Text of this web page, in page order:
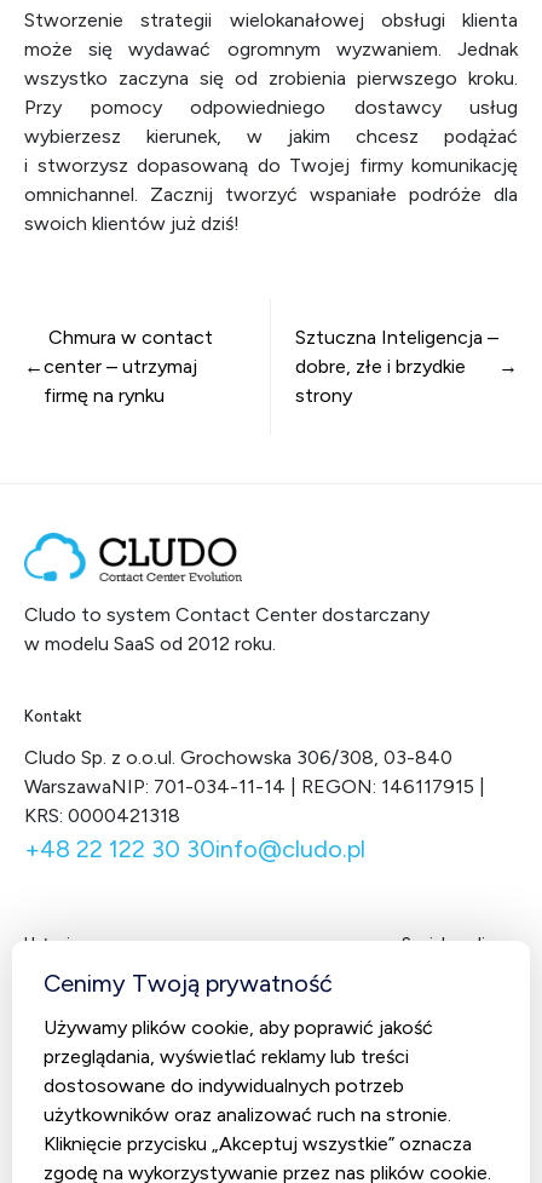
Stworzenie strategii wielokanałowej obsługi klienta
może się wydawać ogromnym wyzwaniem. Jednak
wszystko zaczyna się od zrobienia pierwszego kroku.
Przy pomocy odpowiedniego dostawcy usług
wybierzesz kierunek, w jakim chcesz podążać
i stworzysz dopasowaną do Twojej firmy komunikację
omnichannel. Zacznij tworzyć wspaniałe podróże dla
swoich klientów już dziś!
Nawigacja wpisu
Chmura w contact
center – utrzymaj
firmę na rynku
Sztuczna Inteligencja –
dobre, złe i brzydkie
strony
Cludo to system Contact Center dostarczany
w modelu SaaS od 2012 roku.
Kontakt
Cludo Sp. z o.o.ul. Grochowska 306/308, 03-840
WarszawaNIP: 701-034-11-14 | REGON: 146117915 |
KRS: 0000421318
+48 22 122 30 30info@cludo.pl
Usługi
Contact Center
CludoCRM
Telekomunikacja
AI Studio – Sztuczna inteligencja
Social media
Cenimy Twoją prywatność
Używamy plików cookie, aby poprawić jakość
przeglądania, wyświetlać reklamy lub treści
dostosowane do indywidualnych potrzeb
użytkowników oraz analizować ruch na stronie.
Kliknięcie przycisku „Akceptuj wszystkie” oznacza
zgodę na wykorzystywanie przez nas plików cookie.